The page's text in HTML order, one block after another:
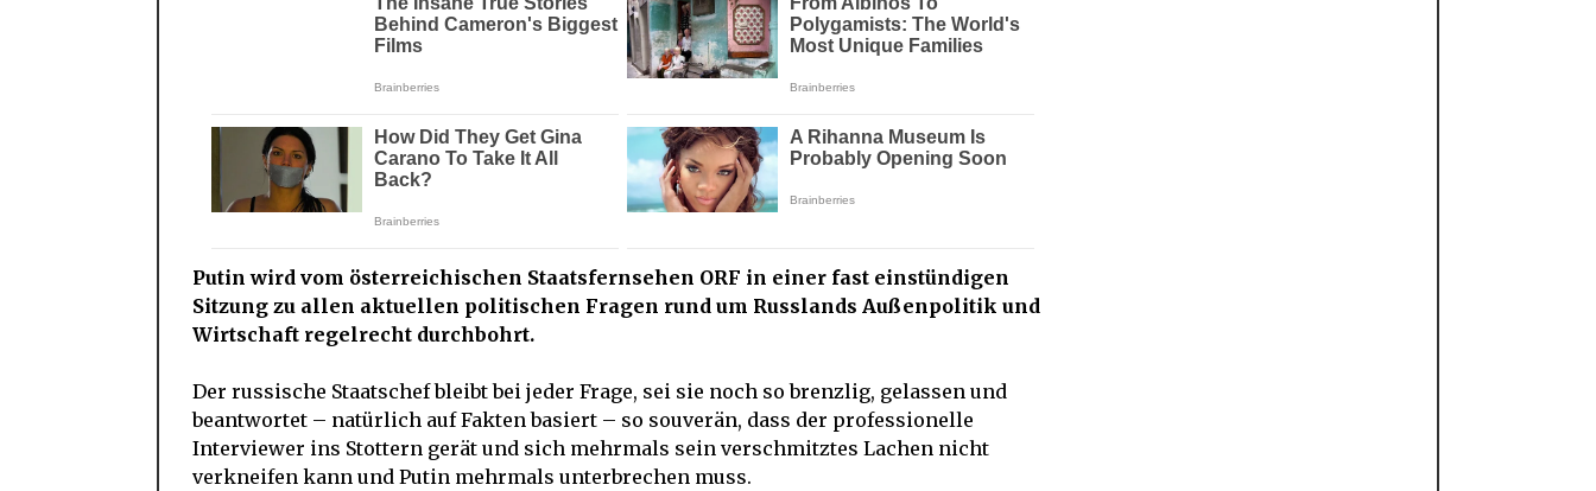
Putin wird vom österreichischen Staatsfernsehen ORF in einer fast einstündigen
Sitzung zu allen aktuellen politischen Fragen rund um Russlands Außenpolitik und
Wirtschaft regelrecht durchbohrt.
Der russische Staatschef bleibt bei jeder Frage, sei sie noch so brenzlig, gelassen und
beantwortet – natürlich auf Fakten basiert – so souverän, dass der professionelle
Interviewer ins Stottern gerät und sich mehrmals sein verschmitztes Lachen nicht
verkneifen kann und Putin mehrmals unterbrechen muss.